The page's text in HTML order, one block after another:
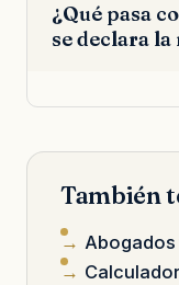
¿Qué pasa
se declara la
También